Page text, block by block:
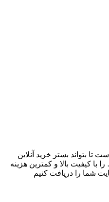
بتواند بستر خرید آنلاین
با کیفیت بالا و کمترین هزینه
شما را دریافت کنیم